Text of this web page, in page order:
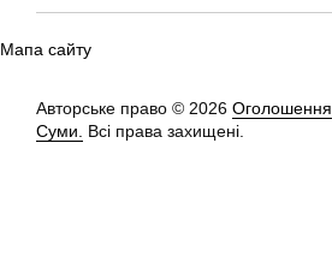
Мапа сайту
Авторське право © 2026 Оголошення
Суми.
Всі права захищені.